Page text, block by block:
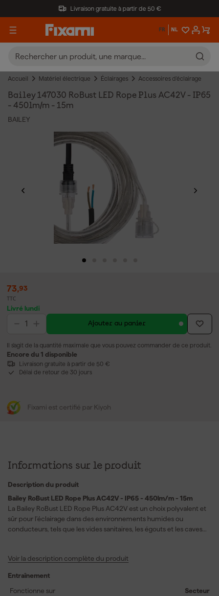
Livraison gratuite à partir de 50 €
FR NL
Accueil Matériel électrique Éclairages Accessoires d'éclairage
Bailey 147030 RoBust LED Rope Plus AC42V - IP65
- 450lm/m - 15m
BAILEY
73,93
TTC
Livré lundi
Ajouter au panier
Il s'agit de la quantité maximale que vous pouvez commander de ce produit.
Encore du 1 disponible
Livraison gratuite à partir de 50 €
Délai de retour de 30 jours
Fixami est certifié par Kiyoh
Informations sur le produit
Description du produit
Bailey RoBust LED Rope Plus AC42V - IP65 - 450lm/m - 15m
La Bailey RoBust LED Rope Plus AC42V est un choix polyvalent et
sûr pour l’éclairage dans des environnements humides ou
conducteurs, tels que les vides sanitaires, les égouts et les caves.
rendement lumineux clair et homogène de 450 lumens par
lumineux est équipé d’un boîtier en PVC moulé, ce qui garantit
une protection contre l’eau et les chocs (IP65 et IK10). Le tube
Voir la description complète du produit
Entraînement
Fonctionne sur
Secteur